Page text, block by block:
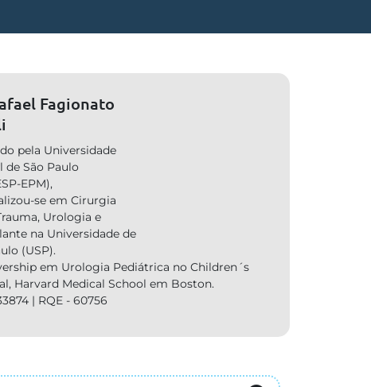
Fagionato
pela Universidade
de São Paulo
EPM),
se em Cirurgia
Urologia e
na Universidade de
(USP).
em Urologia Pediátrica no Children´s
Harvard Medical School em Boston.
| RQE - 60756